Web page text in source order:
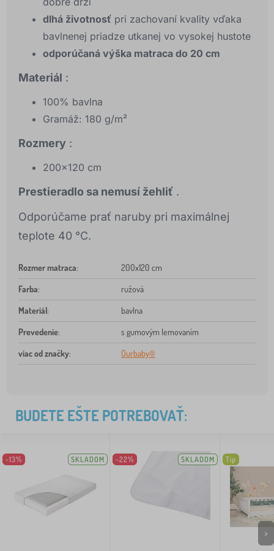
dlhá životnosť pri zachovaní kvality vďaka
bavlnenej priadze utkanej vo vysokej hustote
odporúčaná výška matraca do 20 cm
Materiál :
100% bavlna
Gramáž: 180 g/m²
Rozmery :
200x120 cm
Prestieradlo sa nemusí žehliť .
Odporúčame prať naruby pri maximálnej
teplote 40 °C.
Rozmer matraca: 200x120 cm
Farba: ružová
Materiál: bavlna
Prevedenie: s gumovým lemovaním
viac od značky: Ourbaby®
BUDETE EŠTE POTREBOVAŤ:
-13% SKLADOM -22% SKLADOM Tip
>